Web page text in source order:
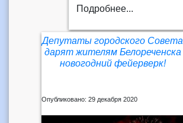
Подробнее...
Депутаты городского Совета
дарят жителям Белореченска
новогодний фейерверк!
Опубликовано: 29 декабря 2020